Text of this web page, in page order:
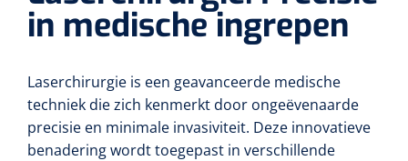
in medische ingrepen
Laserchirurgie is een geavanceerde medische
techniek die zich kenmerkt door ongeëvenaarde
precisie en minimale invasiviteit. Deze innovatieve
benadering wordt toegepast in verschillende